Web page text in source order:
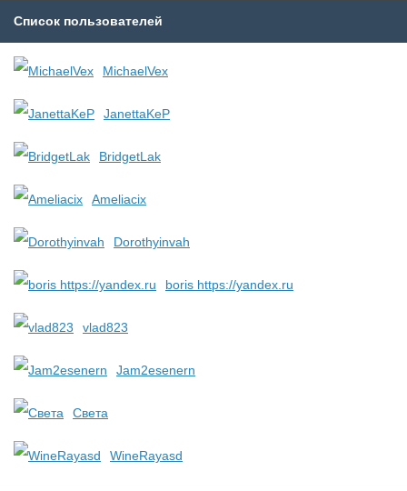
Список пользователей
MichaelVex
JanettaKeP
BridgetLak
Ameliacix
Dorothyinvah
boris https://yandex.ru
vlad823
Jam2esenern
Света
WineRayasd